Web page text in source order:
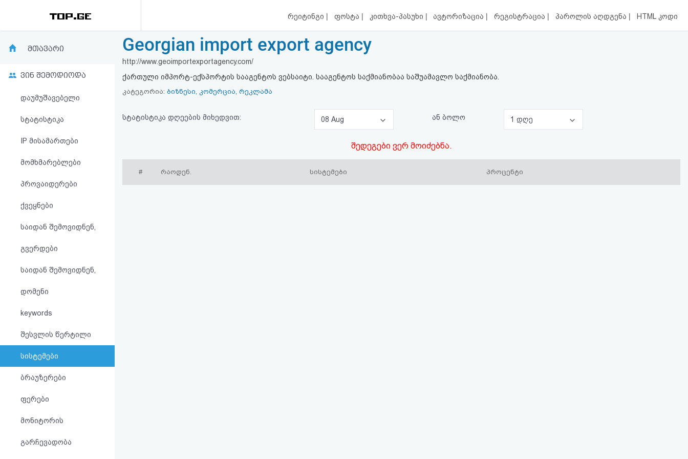
რეიტინგი | ფოსტა | კითხვა-პასუხი | ავტორიზაცია | რეგისტრაცია | პაროლის აღდგენა | HTML კოდი
რეიტინგი
კითხვა-
პასუხი
ავტორიზაცია
რეგისტრაცია
სალიცენზიო
შეთანხმება
და
პასუხისმგებლობის
მთავარი
ვინ შემოდიოდა
დაუმუშავებელი
სტატისტიკა
IP მისამართები
მომხმარებლები
პროვაიდერები
ქვეყნები
საიდან შემოვიდნენ,
გვერდები
საიდან შემოვიდნენ,
დომენი
keywords
შესვლის წერტილი
სისტემები
ბრაუზერები
ფერები
მონიტორის
გარჩევადობა
Georgian import export agency
http://www.geoimportexportagency.com/
ქართული იმპორტ-ექსპორტის სააგენტოს ვებსაიტი. სააგენტოს საქმიანობაა საშუამავლო საქმიანობა.
კატეგორია: ბიზნესი, კომერცია, რეკლამა
სტატისტიკა დღეების მიხედვით: 08 Aug ან ბოლო 1 დღე
შედეგები ვერ მოიძებნა.
# რაოდენ. სისტემები პროცენტი